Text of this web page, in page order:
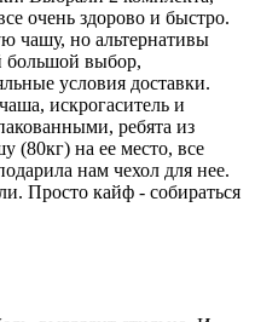
очень здорово и быстро.
чашу, но альтернативы
большой выбор,
условия доставки.
искрогаситель и
ребята из
(80кг) на ее место, все
нам чехол для нее.
Просто кайф - собираться